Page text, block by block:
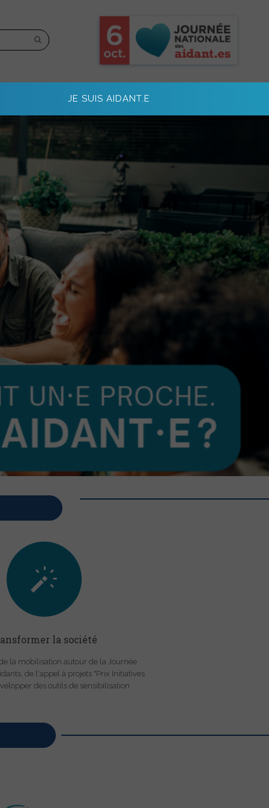
JE SUIS AIDANT.E
la société
la mobilisation autour de la Journée
de l'appel à projets "Prix Initiatives
des outils de sensibilisation